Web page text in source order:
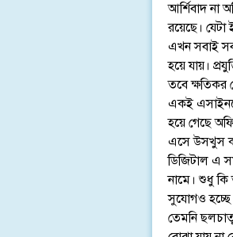
আর্শিবাদ না
রয়েছে।
এখন সবাই
হয়ে যায়।
তবে ক্ষতিকর
একই
হয়ে গেছে
এসে উসখুস
ডিজিটাল এ
নামে। শুধু
সুযোগও
তেমনি